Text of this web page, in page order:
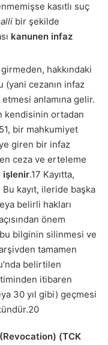
kasıtlı suç
bir şekilde
kanunen infaz
hakkındaki
cezanın infaz
anlamına gelir.
kendisinin ortadan
bir mahkumiyet
giren bir infaz
ceza ve erteleme
işlenir.17 Kayıtta,
Bu kayıt, ileride başka
belirli hakları
önem
bilginin silinmesi ve
tamamen
belirtilen
itibaren
30 yıl gibi) geçmesi
20
(Revocation) (TCK